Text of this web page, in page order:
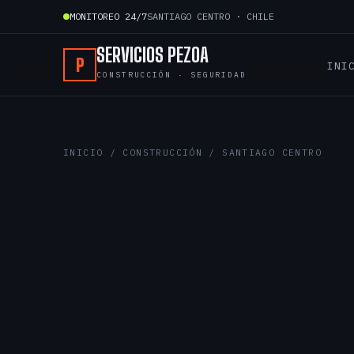
MONITOREO 24/7SANTIAGO CENTRO · CHILE
P SERVICIOS PEZOA
CONSTRUCCIÓN · SEGURIDAD
INICIO / CONSTRUCCIÓN / SANTIAGO CENTRO